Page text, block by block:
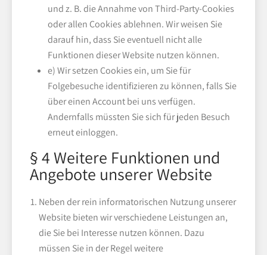
und z. B. die Annahme von Third-Party-Cookies
oder allen Cookies ablehnen. Wir weisen Sie
darauf hin, dass Sie eventuell nicht alle
Funktionen dieser Website nutzen können.
e) Wir setzen Cookies ein, um Sie für
Folgebesuche identifizieren zu können, falls Sie
über einen Account bei uns verfügen.
Andernfalls müssten Sie sich für jeden Besuch
erneut einloggen.
§ 4 Weitere Funktionen und
Angebote unserer Website
Neben der rein informatorischen Nutzung unserer
Website bieten wir verschiedene Leistungen an,
die Sie bei Interesse nutzen können. Dazu
müssen Sie in der Regel weitere